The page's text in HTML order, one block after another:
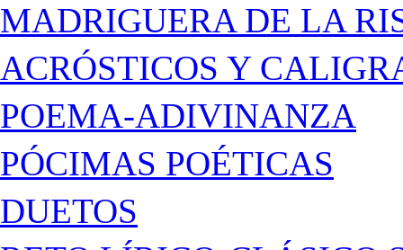
MADRIGUERA DE LA
ACRÓSTICOS Y
POEMA-ADIVINANZA
PÓCIMAS POÉTICAS
DUETOS